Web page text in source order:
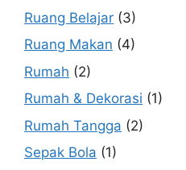
Ruang Belajar (3)
Ruang Makan (4)
Rumah (2)
Rumah & Dekorasi (1)
Rumah Tangga (2)
Sepak Bola (1)